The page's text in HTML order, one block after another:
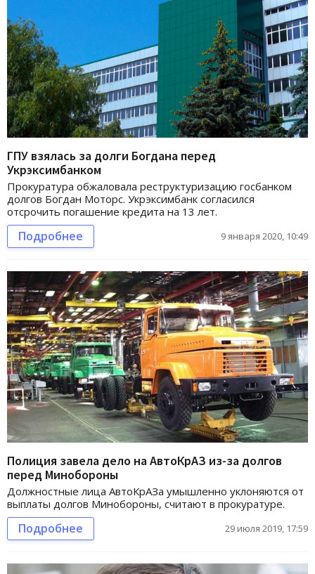
ГПУ взялась за долги Богдана перед
Укрэксимбанком
Прокуратура обжаловала реструктуризацию госбанком
долгов Богдан Моторс. Укрэксимбанк согласился
отсрочить погашение кредита на 13 лет.
Подробнее 9 января 2020, 10:49
Полиция завела дело на АвтоКрАЗ из-за долгов
перед Минобороны
Должностные лица АвтоКрАЗа умышленно уклоняются от
выплаты долгов Минобороны, считают в прокуратуре.
Подробнее 29 июля 2019, 17:59